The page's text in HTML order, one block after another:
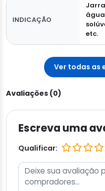
INDICAÇÃO
etc.
Ver todas as
Avaliações (0)
Escreva uma
Qualificar: